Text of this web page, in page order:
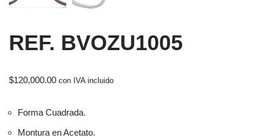
REF. BVOZU1005
$120,000.00 con IVA incluido
Forma Cuadrada.
Montura en Acetato.